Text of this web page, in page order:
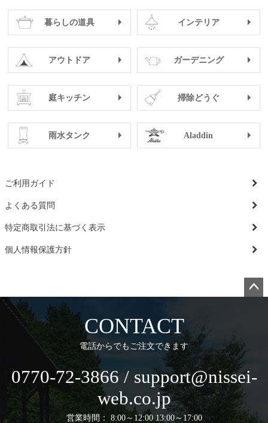
暮らしの道具 インテリア
アウトドア ガーデニング
庭キッチン 掃除どうぐ
雨水タンク Aladdin
ご利用ガイド
よくある質問
特定商取引法に基づく表示
個人情報保護方針
CONTACT
電話からでもご注文できます
0770-72-3866 / support@nissei-
web.co.jp
営業時間： 8:00～12:00 13:00～17:00